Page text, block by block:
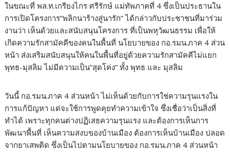
ในขณะที่ พล.ท.เกรียงไกร ศรีรักษ์ แม่ทัพภาคที่ 4 ซึ่งเป็นประธานใน
การเปิดโครงการ”พลิกนาร้างสู่นารัก” ได้กล่าวกับประชาชนที่มาร่วม
งานว่า เห็นด้วยและสนับสนุนโครงการ ที่เป็นพหุวัฒนธรรม เพื่อให้
เกิดความรักสามัคคีของคนในพื้นที่ นโยบายของ กอ.รมน.ภาค 4 ส่วน
หน้า ส่งเสริมสนับสนุนให้คนในพื้นที่อยู่ด้วยความรักสามัคคีไม่แยก
พุทธ-มุสลิม ไม่มีความเป็น”สุดโค่ง” ทั้ง พุทธ และ มุสลิม
วันนี้ กอ.รมน.ภาค 4 ส่วนหน้า ไม่เห็นด้วยกับการใช่ความรุนแรงใน
การแก้ปัญหา แต่จะใช้การพูดคุยทำความเข้าใจ ซึ่งเชื่อว่าเป็นสิ่งที่
ทำได้ เพราะทุกคนต่างปฏิเสธความรุนแรง และต้องการเห็นการ
พัฒนาพื้นที่ เห็นความสงบของบ้านเมือง ต้องการเห็นบ้านเมือง ปลอด
จากยาเสพติด ซึ่งเป็นไปตามนโยบายของ กอ.รมน.ภาค 4 ส่วนหน้า